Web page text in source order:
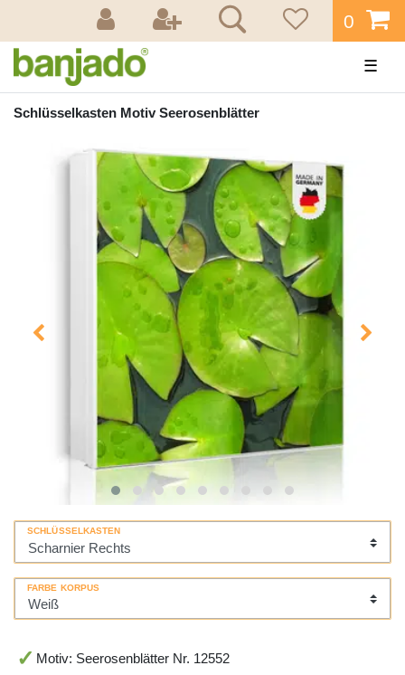
0
☰
Schlüsselkasten Motiv Seerosenblätter
SCHLÜSSELKASTEN
FARBE KORPUS
Motiv: Seerosenblätter Nr. 12552